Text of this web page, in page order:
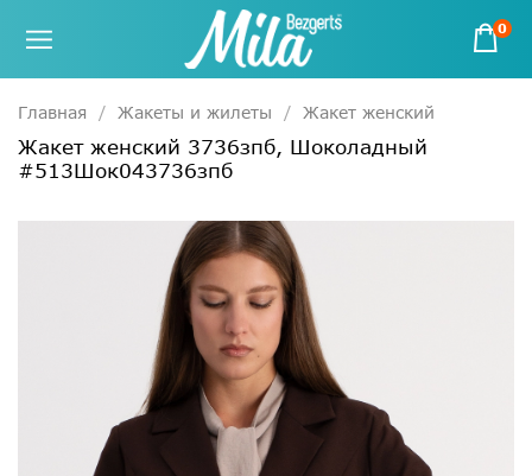
0
Главная Жакеты и жилеты Жакет женский
Жакет женский 3736зпб, Шоколадный
#513Шок043736зпб